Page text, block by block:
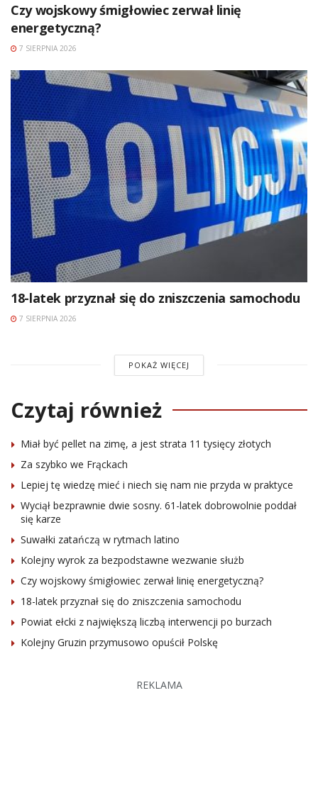
Czy wojskowy śmigłowiec zerwał linię
energetyczną?
7 SIERPNIA 2026
18-latek przyznał się do zniszczenia samochodu
7 SIERPNIA 2026
POKAŻ WIĘCEJ
Czytaj również
Miał być pellet na zimę, a jest strata 11 tysięcy złotych
Za szybko we Frąckach
Lepiej tę wiedzę mieć i niech się nam nie przyda w praktyce
Wyciął bezprawnie dwie sosny. 61-latek dobrowolnie poddał
się karze
Suwałki zatańczą w rytmach latino
Kolejny wyrok za bezpodstawne wezwanie służb
Czy wojskowy śmigłowiec zerwał linię energetyczną?
18-latek przyznał się do zniszczenia samochodu
Powiat ełcki z największą liczbą interwencji po burzach
Kolejny Gruzin przymusowo opuścił Polskę
REKLAMA